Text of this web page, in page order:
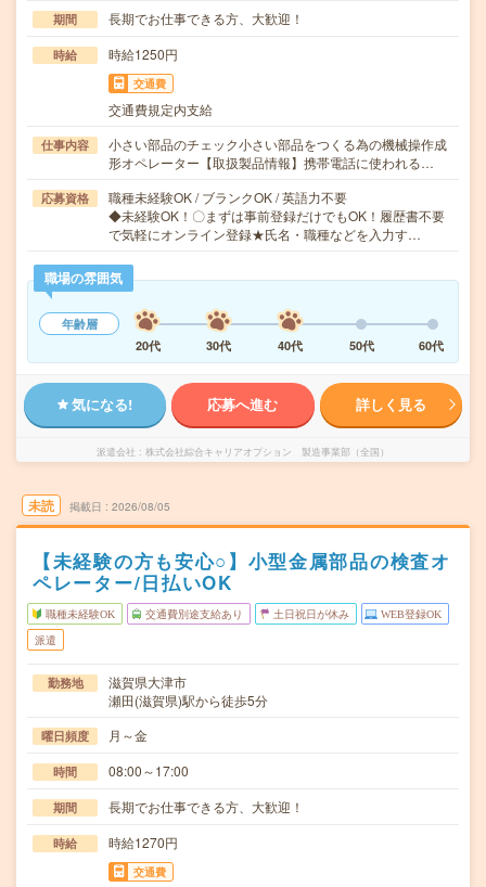
期間 長期でお仕事できる方、大歓迎！
時給 時給1250円
交通費
交通費規定内支給
仕事内容
小さい部品のチェック小さい部品をつくる為の機械操作成
形オペレーター【取扱製品情報】携帯電話に使われる…
応募資格
職種未経験OK / ブランクOK / 英語力不要
◆未経験OK！〇まずは事前登録だけでもOK！履歴書不要
で気軽にオンライン登録★氏名・職種などを入力す…
職場の雰囲気
年齢層
20代
30代 40代 50代 60代
気になる! 応募へ進む 詳しく見る
派遣会社 株式会社綜合キャリアオプション 製造事業部（全国）
未読 掲載日 2026/08/05
【未経験の方も安心○】小型金属部品の検査オ
ペレーター/日払いOK
職種未経験OK 交通費別途支給あり 土日祝日が休み WEB登録OK
派遣
勤務地
滋賀県大津市
瀬田(滋賀県)駅から徒歩5分
曜日頻度 月～金
時間 08:00～17:00
期間 長期でお仕事できる方、大歓迎！
時給 時給1270円
交通費